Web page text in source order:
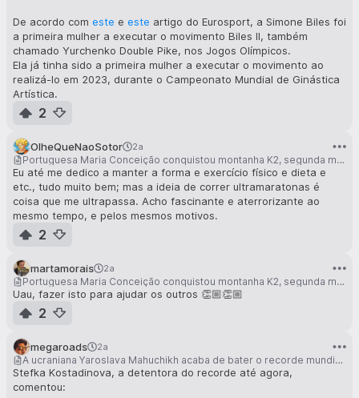
De acordo com este e este artigo do Eurosport, a Simone Biles foi
a primeira mulher a executar o movimento Biles II, também
chamado Yurchenko Double Pike, nos Jogos Olímpicos.
Ela já tinha sido a primeira mulher a executar o movimento ao
realizá-lo em 2023, durante o Campeonato Mundial de Ginástica
Artística.
2
OlheQueNaoSotor 2a
Portuguesa Maria Conceição conquistou montanha K2, segunda mais alta do mundo
Eu até me dedico a manter a forma e exercício físico e dieta e
etc., tudo muito bem; mas a ideia de correr ultramaratonas é
coisa que me ultrapassa. Acho fascinante e aterrorizante ao
mesmo tempo, e pelos mesmos motivos.
2
martamorais 2a
Portuguesa Maria Conceição conquistou montanha K2, segunda mais alta do mundo
Uau, fazer isto para ajudar os outros 👏🏼👏🏼
2
megaroads 2a
A ucraniana Yaroslava Mahuchikh acaba de bater o recorde mundial de salto feminino em altura que se mantinha desde 1987
Stefka Kostadinova, a detentora do recorde até agora,
comentou: